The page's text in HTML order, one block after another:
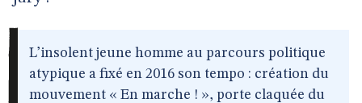
Lʼinsolent jeune homme au parcours politique
atypique a fixé en 2016 son tempo : création du
mouvement « En marche ! », porte claquée du